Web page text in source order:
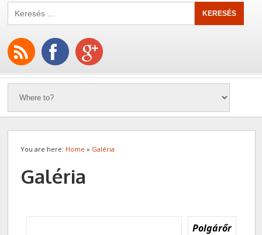
You are here: Home » Galéria
Galéria
Polgárőr